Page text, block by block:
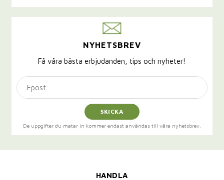
NYHETSBREV
Få våra bästa erbjudanden, tips och nyheter!
SKICKA
De uppgifter du matar in kommer endast användas till våra nyhetsbrev.
HANDLA